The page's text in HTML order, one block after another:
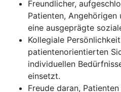
Freundlicher,
Patienten,
eine ausgeprägte
Kollegiale
patientenorientierten
individuellen
einsetzt.
Freude daran,